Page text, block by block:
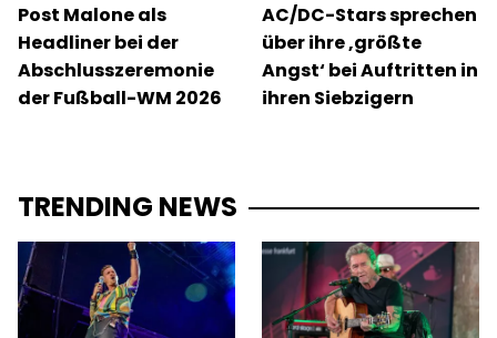
Post Malone als
Headliner bei der
Abschlusszeremonie
der Fußball-WM 2026
AC/DC-Stars sprechen
über ihre ‚größte
Angst‘ bei Auftritten in
ihren Siebzigern
TRENDING NEWS